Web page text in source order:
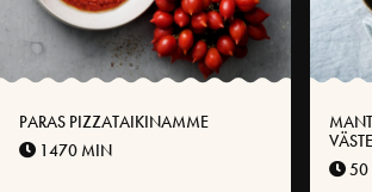
PARAS PIZZATAIKINAMME
1470 MIN
50